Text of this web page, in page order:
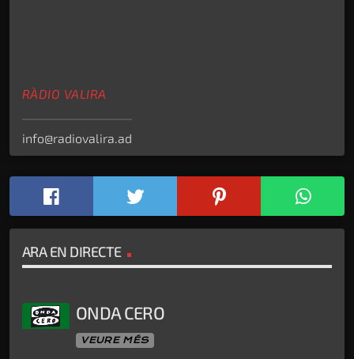
RÀDIO VALIRA
info@radiovalira.ad
ARA EN DIRECTE
ONDA CERO
VEURE MÉS